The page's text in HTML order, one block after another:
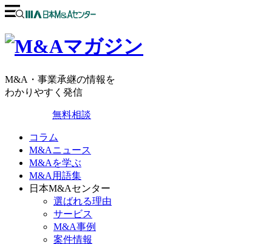
M&A・事業承継の情報を
わかりやすく発信
無料相談
コラム
M&Aニュース
M&Aを学ぶ
M&A用語集
日本M&Aセンター
選ばれる理由
サービス
M&A事例
案件情報